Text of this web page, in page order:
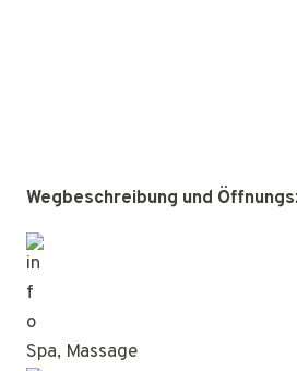
Wegbeschreibung und
Spa, Massage